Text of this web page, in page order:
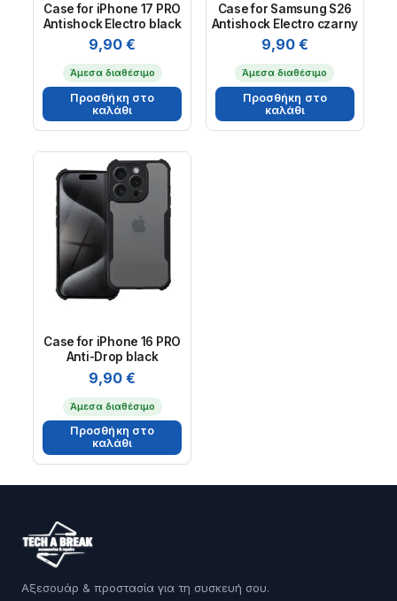
Case for iPhone 17 PRO
Antishock Electro black
9,90€
Άμεσα διαθέσιμο
Προσθήκη στο
καλάθι
Case for Samsung S26
Antishock Electro czarny
9,90 €
Άμεσα διαθέσιμο
Προσθήκη στο
καλάθι
Case for iPhone 16 PRO
Anti-Drop black
9,90€
Άμεσα διαθέσιμο
Προσθήκη στο
καλάθι
Αξεσουάρ & προστασία για τη συσκευή σου.